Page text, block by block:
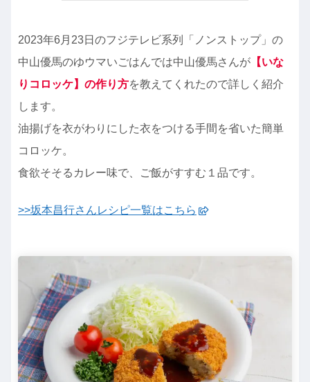
2023年6月23日のフジテレビ系列「ノンストップ」の
中山優馬のゆウマいごはんでは中山優馬さんが 【いな
りコロッケ】の作り方を教えてくれたので詳しく紹介
します。
油揚げを衣がわりにした衣をつける手間を省いた簡単
コロッケ。
食欲そそるカレー味で、ご飯がすすむ１品です。
>>坂本昌行さんレシピ一覧はこちら